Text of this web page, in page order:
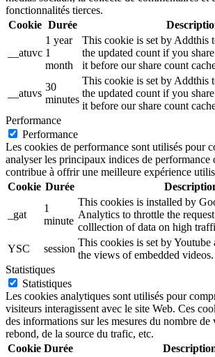
fonctionnalités tierces.
Cookie Durée
__atuvc
1 year
1
month
This cookie is set by Addthis
the updated count if you
it before our share count
__atuvs
30
minutes
This cookie is set by Addthis
the updated count if you
it before our share count
Performance
Performance
Les cookies de performance sont utilisés pour
analyser les principaux indices de performance
contribue à offrir une meilleure expérience
Cookie Durée
_gat
1
minute
This cookies is installed by
Analytics to throttle the
colllection of data on high
YSC
session
This cookies is set by Youtube
the views of embedded videos.
Statistiques
Statistiques
Les cookies analytiques sont utilisés pour
visiteurs interagissent avec le site Web. Ces
des informations sur les mesures du nombre
rebond, de la source du trafic, etc.
Cookie Durée